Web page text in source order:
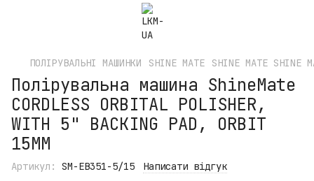
ПОЛІРУВАЛЬНІ МАШИНКИ SHINE MATE SHINE MATE SHINE
Полірувальна машина ShineMate
CORDLESS ORBITAL POLISHER,
WITH 5" BACKING PAD, ORBIT
15MM
Артикул: SM-EB351-5/15 Написати відгук